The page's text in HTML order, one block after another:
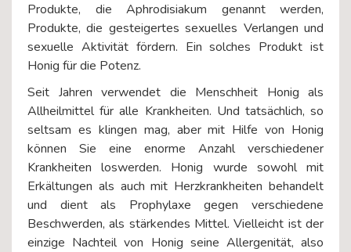
Produkte, die Aphrodisiakum genannt werden,
Produkte, die gesteigertes sexuelles Verlangen und
sexuelle Aktivität fördern. Ein solches Produkt ist
Honig für die Potenz.
Seit Jahren verwendet die Menschheit Honig als
Allheilmittel für alle Krankheiten. Und tatsächlich, so
seltsam es klingen mag, aber mit Hilfe von Honig
können Sie eine enorme Anzahl verschiedener
Krankheiten loswerden. Honig wurde sowohl mit
Erkältungen als auch mit Herzkrankheiten behandelt
und dient als Prophylaxe gegen verschiedene
Beschwerden, als stärkendes Mittel. Vielleicht ist der
einzige Nachteil von Honig seine Allergenität, also